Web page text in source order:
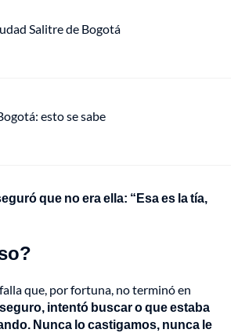
Salitre de Bogotá
esto se sabe
que no era ella: “Esa es la tía,
que, por fortuna, no terminó en
intentó buscar o que estaba
Nunca lo castigamos, nunca le